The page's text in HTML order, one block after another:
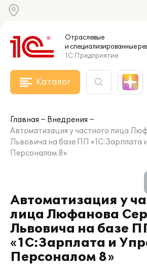
Отраслевые
и специализированные
1С:Предприятие
Каталог
Главная
Внедрения
Автоматизация у частного лица
Львовича на базе ПП «1С:Зарплата
Персоналом 8»
Автоматизация у
лица Люфанова
Львовича на базе
«1С:Зарплата и
Персоналом 8»